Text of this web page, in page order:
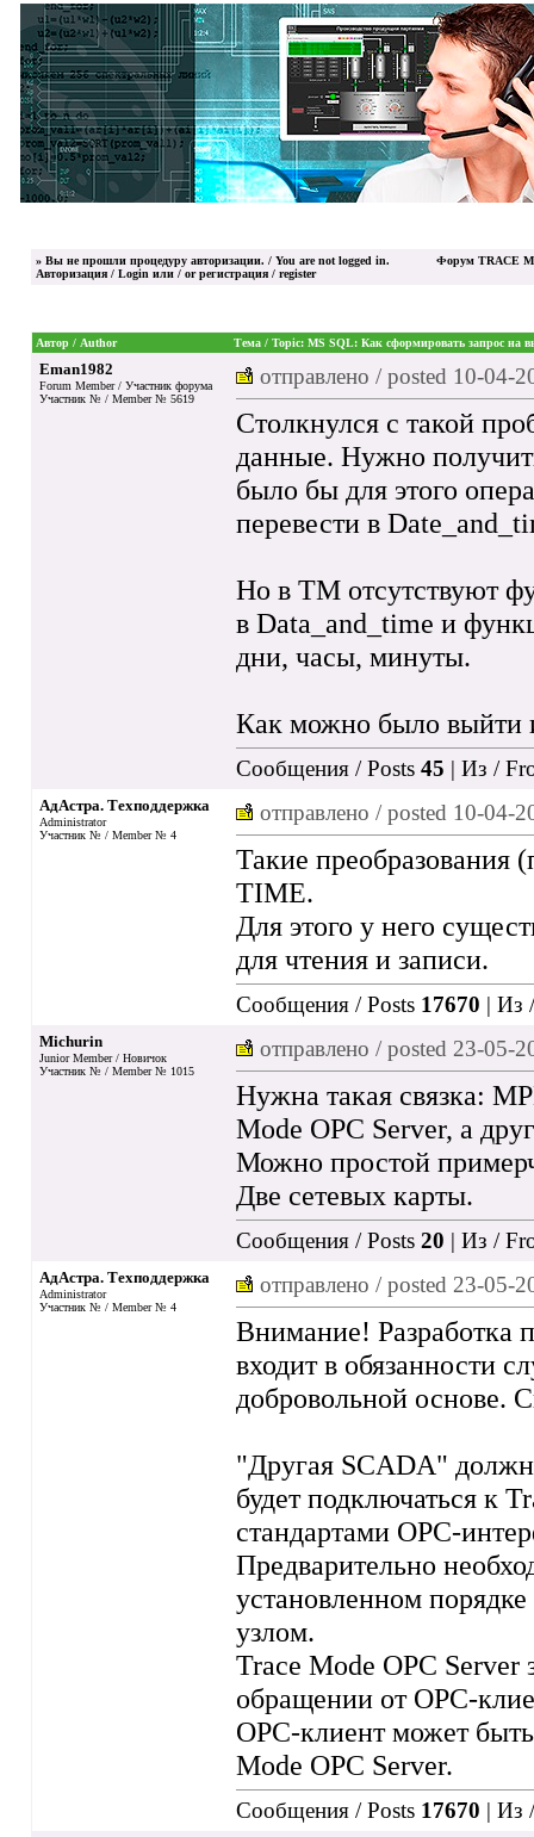
» Вы не прошли процедуру авторизации. / You are not logged in.
Авторизация / Login или / orрегистрация / register
Форум TRACE
Автор / Author Тема / Topic: MS SQL: Как сформировать запрос на
Eman1982
Forum Member / Участник форума
Участник № / Member № 5619
отправлено / posted 10-04-
Столкнулся с такой
данные. Нужно
было бы для этого
перевести в
Но в ТМ отсутствуют
в Data_and_time и
дни, часы, минуты.
Как можно было выйти
Сообщения / Posts 45 | Из /
АдАстра. Техподдержка
Administrator
Участник № / Member № 4
отправлено / posted 10-04-
Такие преобразования
TIME.
Для этого у него
для чтения и записи.
Сообщения / Posts 17670 | Из
Michurin
Junior Member / Новичок
Участник № / Member № 1015
отправлено / posted 23-05-
Нужна такая связка:
Mode OPC Server, а
Можно простой
Две сетевых карты.
Сообщения / Posts 20 | Из /
АдАстра. Техподдержка
Administrator
Участник № / Member № 4
отправлено / posted 23-05-
Внимание! Разработка
входит в обязанности
добровольной основе.
"Другая SCADA"
будет подключаться к
стандартами OPC-
Предварительно
установленном
узлом.
Trace Mode OPC Server
обращении от OPC-
OPC-клиент может
Mode OPC Server.
Сообщения / Posts 17670 | Из